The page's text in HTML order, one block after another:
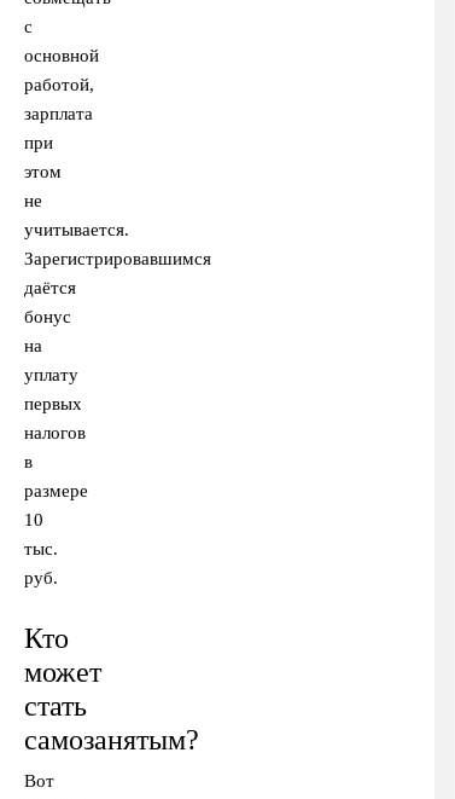
с
основной
работой,
зарплата
при
этом
не
учитывается.
Зарегистрировавшимся
даётся
бонус
на
уплату
первых
налогов
в
размере
10
тыс.
руб.
Кто
может
стать
самозанятым?
Вот